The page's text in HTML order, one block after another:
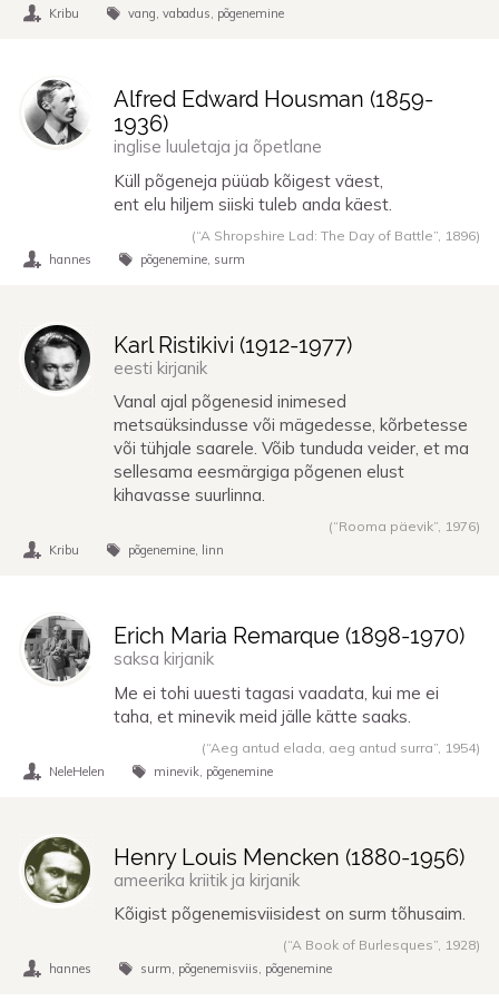
Kribu vang vabadus põgenemine
Alfred Edward Housman (1859-
1936)
inglise luuletaja ja õpetlane
Küll põgeneja püüab kõigest väest,
ent elu hiljem siiski tuleb anda käest.
(“A Shropshire Lad: The Day of Battle”, 1896)
hannes põgenemine surm
Karl Ristikivi (1912-1977)
eesti kirjanik
Vanal ajal põgenesid inimesed
metsaüksindusse või mägedesse, kõrbetesse
või tühjale saarele. Võib tunduda veider, et ma
sellesama eesmärgiga põgenen elust
kihavasse suurlinna.
(“Rooma päevik”, 1976)
Kribu põgenemine linn
Erich Maria Remarque (1898-1970)
saksa kirjanik
Me ei tohi uuesti tagasi vaadata, kui me ei
taha, et minevik meid jälle kätte saaks.
(“Aeg antud elada, aeg antud surra”, 1954)
NeleHelen minevik põgenemine
Henry Louis Mencken (1880-1956)
ameerika kriitik ja kirjanik
Kõigist põgenemisviisidest on surm tõhusaim.
(“A Book of Burlesques”, 1928)
hannes surm põgenemisviis põgenemine